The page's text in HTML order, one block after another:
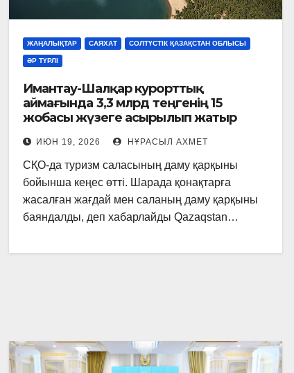
ЖАҢАЛЫҚТАР САЯХАТ СОЛТҮСТІК ҚАЗАҚСТАН ОБЛЫСЫ
ӘР ТҮРЛІ
Имантау-Шалқар курорттық
аймағында 3,3 млрд теңгенің 15
жобасы жүзеге асырылып жатыр
ИЮН 19, 2026 НҰРАСЫЛ АХМЕТ
СҚО-да туризм саласының даму қарқыны
бойынша кеңес өтті. Шарада қонақтарға
жасалған жағдай мен саланың даму қарқыны
баяндалды, деп хабарлайды Qazaqstan…